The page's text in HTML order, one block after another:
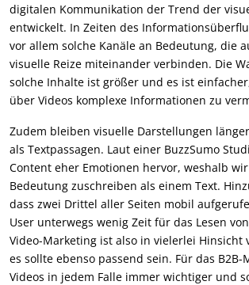
digitalen Kommunikation der Trend der
entwickelt. In Zeiten des
vor allem solche Kanäle an Bedeutung, die
visuelle Reize miteinander verbinden. Die
solche Inhalte ist größer und es ist
über Videos komplexe Informationen zu
Zudem bleiben visuelle Darstellungen
als Textpassagen. Laut einer BuzzSumo
Content eher Emotionen hervor, weshalb
Bedeutung zuschreiben als einem Text.
dass zwei Drittel aller Seiten mobil
User unterwegs wenig Zeit für das Lesen
Video-Marketing ist also in vielerlei Hinsicht
es sollte ebenso passend sein. Für das
Videos in jedem Falle immer wichtiger und